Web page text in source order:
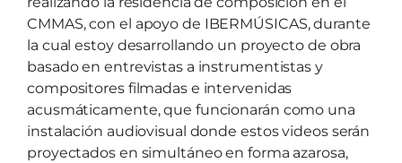
CMMAS, con el apoyo de IBERMÚSICAS, durante
la cual estoy desarrollando un proyecto de obra
basado en entrevistas a instrumentistas y
compositores filmadas e intervenidas
acusmáticamente, que funcionarán como una
instalación audiovisual donde estos videos serán
proyectados en simultáneo en forma azarosa,